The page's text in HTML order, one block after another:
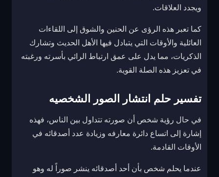
ويجدد العلاقات.
كما تعبر هذه الرؤى عن الحنين والشوق إلى اللقاءات
العائلية والأوقات التي يتبادل فيها الأهل الحديث وتشارك
الذكريات، مما يدل على عمق ارتباط الرائي بأسرته ورغبته
في تعزيز هذه الصلة القوية.
تفسير حلم انتشار الصور الشخصيه
في حال رؤية شخص أن صورته تتداول بين الناس، فهذه
إشارة إلى اتساع دائرة معارفه وزيادة عدد أصدقائه في
الأوقات القادمة.
عندما يحلم شخص بأن أحد أصدقائه ينشر صوراً له وهو